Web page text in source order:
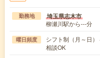
勤務地 埼玉県志木市
柳瀬川駅から---分
曜日頻度
シフト制（月～日
相談OK